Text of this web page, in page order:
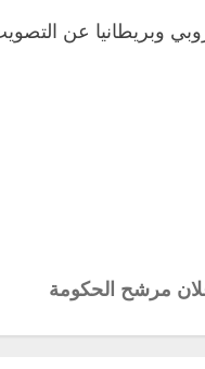
وبريطانيا عن
مرشح الحكومة